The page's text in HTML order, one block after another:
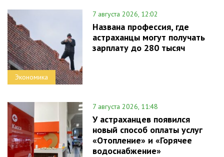
Экономика
7 августа 2026, 12:02
Названа профессия, где
астраханцы могут получать
зарплату до 280 тысяч
7 августа 2026, 11:48
У астраханцев появился
новый способ оплаты услуг
«Отопление» и «Горячее
водоснабжение»